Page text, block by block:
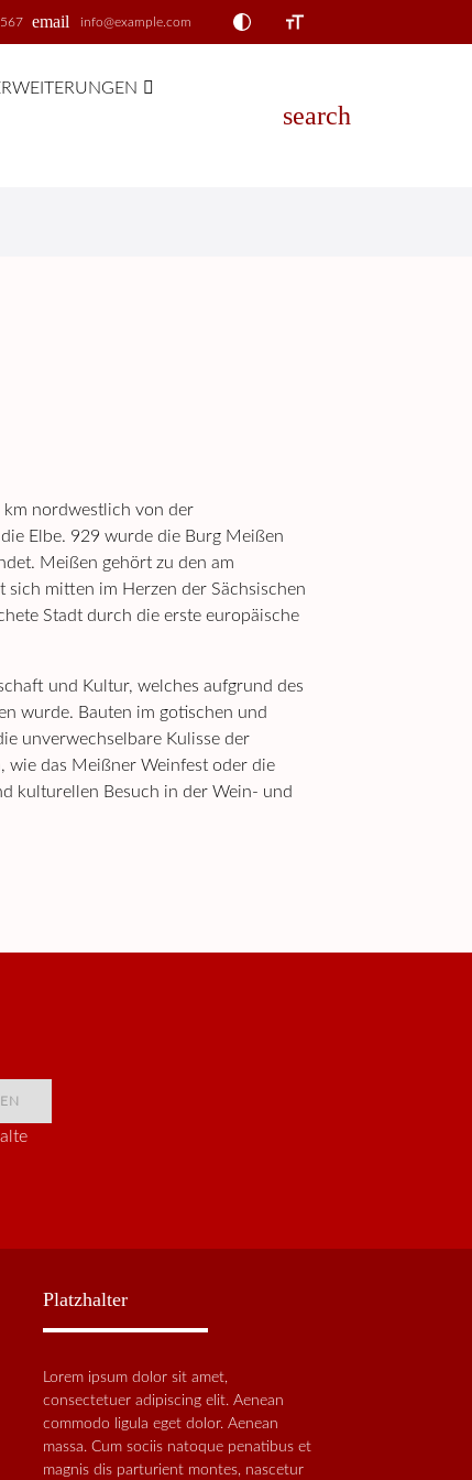
email info@example.com
search
km nordwestlich von der
Elbe. 929 wurde die Burg Meißen
Meißen gehört zu den am
mitten im Herzen der Sächsischen
Stadt durch die erste europäische
und Kultur, welches aufgrund des
wurde. Bauten im gotischen und
unverwechselbare Kulisse der
wie das Meißner Weinfest oder die
kulturellen Besuch in der Wein- und
Platzhalter
Lorem ipsum dolor sit amet,
consectetuer adipiscing elit. Aenean
commodo ligula eget dolor. Aenean
massa. Cum sociis natoque penatibus et
magnis dis parturient montes, nascetur